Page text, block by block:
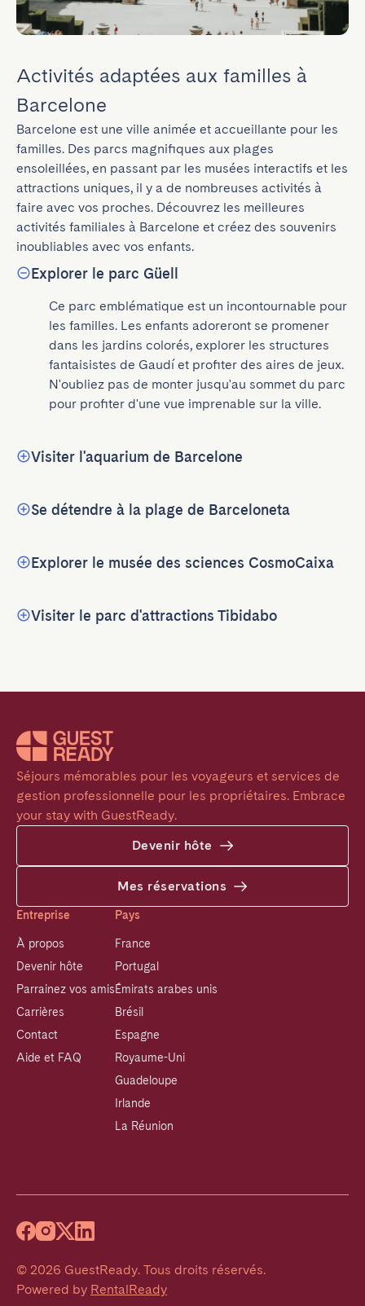
Activités adaptées aux familles à
Barcelone
Barcelone est une ville animée et accueillante pour les
familles. Des parcs magnifiques aux plages
ensoleillées, en passant par les musées interactifs et les
attractions uniques, il y a de nombreuses activités à
faire avec vos proches. Découvrez les meilleures
activités familiales à Barcelone et créez des souvenirs
inoubliables avec vos enfants.
Explorer le parc Güell
Ce parc emblématique est un incontournable pour
les familles. Les enfants adoreront se promener
dans les jardins colorés, explorer les structures
fantaisistes de Gaudí et profiter des aires de jeux.
N'oubliez pas de monter jusqu'au sommet du parc
pour profiter d'une vue imprenable sur la ville.
Visiter l'aquarium de Barcelone
Se détendre à la plage de Barceloneta
Explorer le musée des sciences CosmoCaixa
Visiter le parc d'attractions Tibidabo
Séjours mémorables pour les voyageurs et services de
gestion professionnelle pour les propriétaires. Embrace
your stay with GuestReady.
Devenir hôte
Mes réservations
Entreprise
À propos
Devenir hôte
Parrainez vos amis
Carrières
Contact
Aide et FAQ
Pays
France
Portugal
Émirats arabes unis
Brésil
Espagne
Royaume-Uni
Guadeloupe
Irlande
La Réunion
© 2026 GuestReady. Tous droits réservés.
Powered by RentalReady